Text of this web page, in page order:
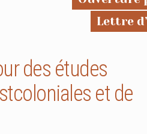
Lettre
des études
et de